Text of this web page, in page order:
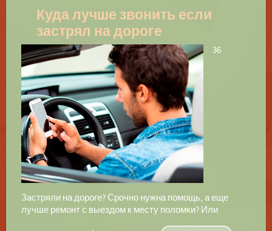
Куда лучше звонить если
застрял на дороге
36
Застряли на дороге? Срочно нужна помощь, а еще
лучше ремонт с выездом к месту поломки? Или